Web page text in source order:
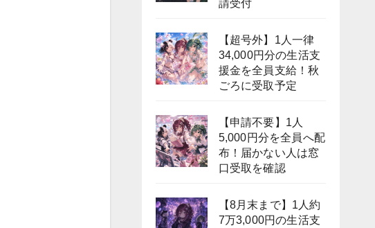
請受付
【超号外】1人一律
34,000円分の生活支
援金を全員支給！秋
ごろに受取予定
【申請不要】1人
5,000円分を全員へ配
布！届かない人は窓
口受取を確認
【8月末まで】1人約
7万3,000円の生活支